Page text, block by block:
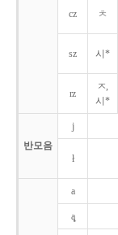
cz ㅊ
sz 시*
rz
ㅈ,
시*
반모음
j
ł
a
ą̨